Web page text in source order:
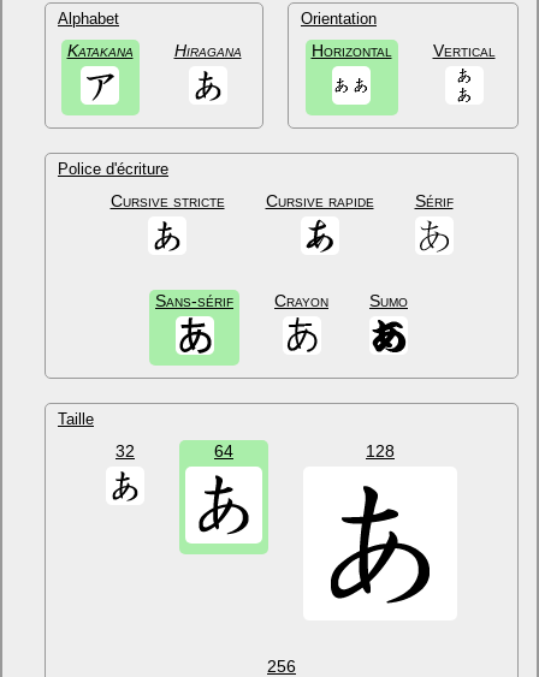
Alphabet
Katakana Hiragana
Orientation
Horizontal Vertical
Police d'écriture
Cursive stricte Cursive rapide Sérif
Sans-sérif Crayon Sumo
Taille
32 64 128
256